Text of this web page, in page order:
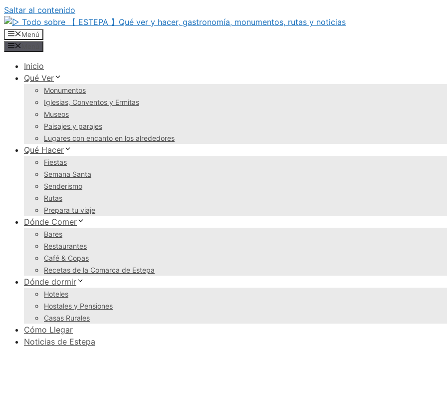
Saltar al contenido
Menú
Inicio
Qué Ver
Monumentos
Iglesias, Conventos y Ermitas
Museos
Paisajes y parajes
Lugares con encanto en los alrededores
Qué Hacer
Fiestas
Semana Santa
Senderismo
Rutas
Prepara tu viaje
Dónde Comer
Bares
Restaurantes
Café & Copas
Recetas de la Comarca de Estepa
Dónde dormir
Hoteles
Hostales y Pensiones
Casas Rurales
Cómo Llegar
Noticias de Estepa